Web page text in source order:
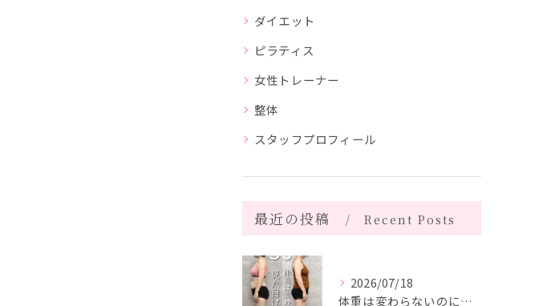
ダイエット
ピラティス
女性トレーナー
整体
スタッフプロフィール
最近の投稿 Recent Posts
2026/07/18
体重は変わらないのに、見た目は変わった。